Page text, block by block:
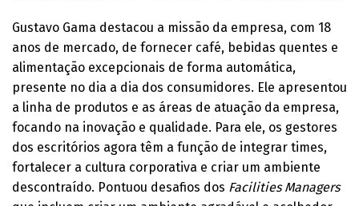
Gustavo Gama destacou a missão da empresa, com 18
anos de mercado, de fornecer café, bebidas quentes e
alimentação excepcionais de forma automática,
presente no dia a dia dos consumidores. Ele apresentou
a linha de produtos e as áreas de atuação da empresa,
focando na inovação e qualidade. Para ele, os gestores
dos escritórios agora têm a função de integrar times,
fortalecer a cultura corporativa e criar um ambiente
descontraído. Pontuou desafios dos Facilities Managers